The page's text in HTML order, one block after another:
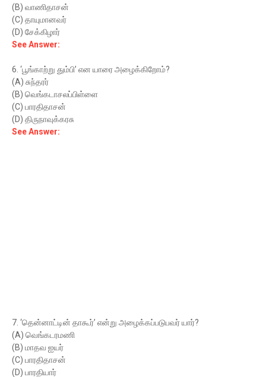
(B) வாணிதாசன்
(C) தாயுமானவர்
(D) சேக்கிழார்
See Answer:
6. ‘பூங்காற்று தும்பி’ என யாரை அழைக்கிறோம்?
(A) சுந்தரர்
(B) வெங்கடாசலப்பிள்ளை
(C) பாரதிதாசன்
(D) திருநாவுக்கரசு
See Answer:
7. ‘தென்னாட்டின் தாகூர்’ என்று அழைக்கப்படுபவர் யார்?
(A) வெங்கடரமணி
(B) மாதவ ஐயர்
(C) பாரதிதாசன்
(D) பாரதியார்